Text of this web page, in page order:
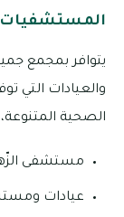
المستشفيات
يتوافر بمجمع
والعيادات التي
الصحية
مستشفى
عيادات